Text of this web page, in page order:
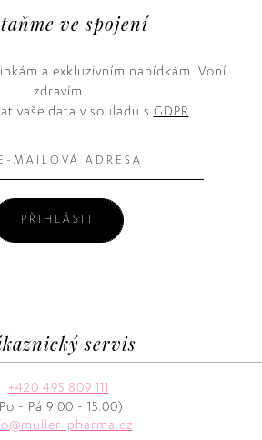
ve spojení
a exkluzivním nabídkám. Voní
zdravím
vaše data v souladu s GDPR.
PŘIHLÁSIT
servis
+420 495 809 111
- Pá 9:00 - 15:00)
pharma.cz